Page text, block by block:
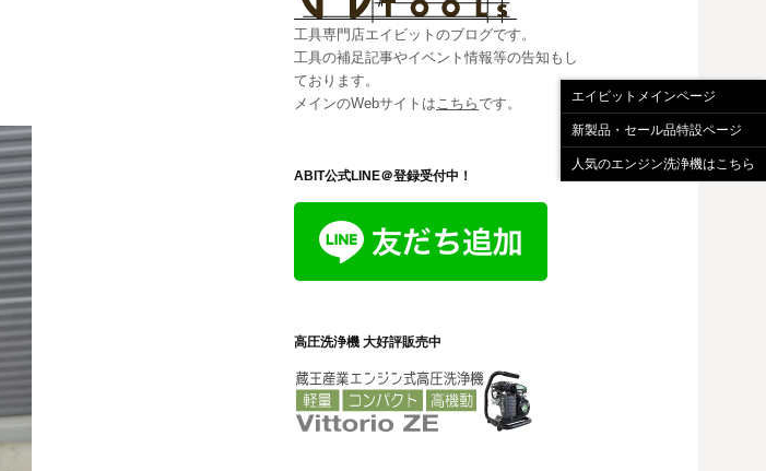
工具専門店エイビットのブログです。
工具の補足記事やイベント情報等の告知もし
ております。
メインのWebサイトはこちらです。
ABIT公式LINE＠登録受付中！
高圧洗浄機 大好評販売中
エイビットメインページ
新製品・セール品特設ページ
人気のエンジン洗浄機はこちら